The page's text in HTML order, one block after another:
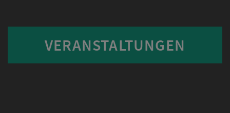
VERANSTALTUNGEN